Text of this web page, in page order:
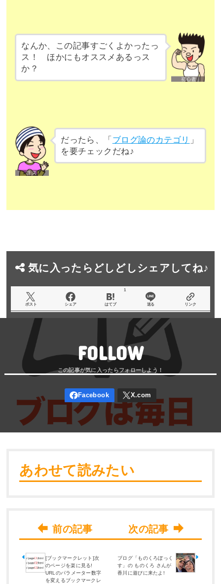
なんか、この記事すごくよかったっ
ス！ ほかにもオススメあるっス
か？
だったら、「 ブログ論のカテゴリ 」
を要チェックだね♪
気に入ったらどしどしシェアしてね♪
ポスト シェア はてブ
1
送る リンク
FOLLOW
あわせて読みたい
[ブックマークレット]次
のページを楽に見る!
URLのパラメーター数字
を変えるブックマークレ
ブログ「ものくろぼっく
す」の ものくろ さんが
香川に遊びに来たよ!